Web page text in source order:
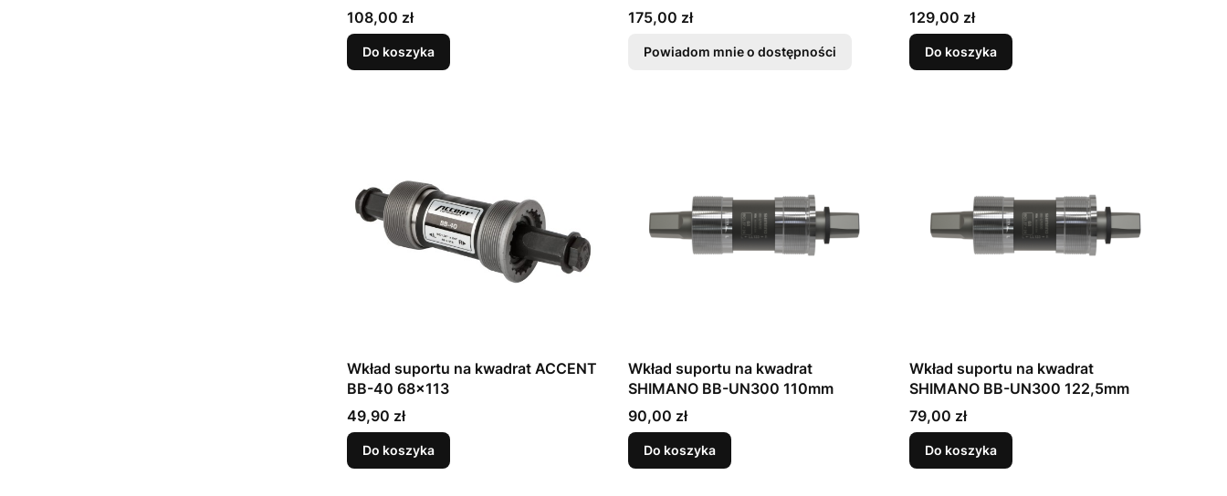
Cena
108,00 zł
Do koszyka
Cena
175,00 zł
Powiadom mnie o dostępności
Cena
129,00 zł
Do koszyka
Wkład suportu na kwadrat ACCENT
BB-40 68x113
Cena
49,90 zł
Do koszyka
Wkład suportu na kwadrat
SHIMANO BB-UN300 110mm
Cena
90,00 zł
Do koszyka
Wkład suportu na kwadrat
SHIMANO BB-UN300 122,5mm
Cena
79,00 zł
Do koszyka